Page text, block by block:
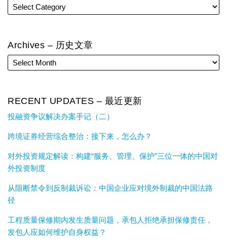
Archives – 历史文章
RECENT UPDATES – 最近更新
投融资争议解决办案手记（二）
跨境证券经营综合整治：接下来，怎么办？
对外投资规定解读：构建“服务、管理、保护”三位一体的中国对
外投资制度
从阻断禁令到反制裁诉讼：中国企业应对境外制裁的中国法路
径
工程质量保修期内发生质量问题，承包人拒绝承担保修责任，
发包人应如何维护自身权益？